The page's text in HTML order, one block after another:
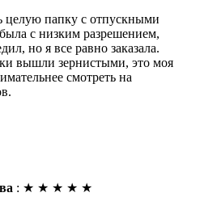
целую папку с отпускными
с низким разрешением,
но я все равно заказала.
вышли зернистыми, это моя
смотреть на
: ★ ★ ★ ★ ★